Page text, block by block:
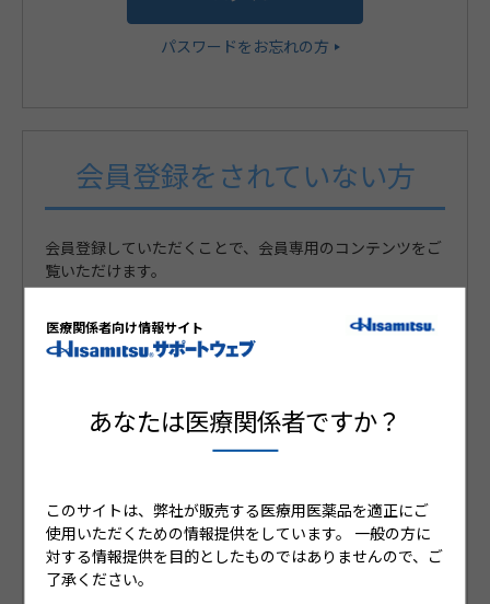
パスワードをお忘れの方
会員登録をされていない方
会員登録していただくことで、会員専用のコンテンツをご
覧いただけます。
まだ会員登録がお済みでない方
会員限定コンテンツのご案内
※medパスIDをお持ちの方はこちらからログインくださ
医療関係者向け情報サイト
あなたは医療関係者ですか？
このサイトは、弊社が販売する医療用医薬品を適正にご
使用いただくための情報提供をしています。 一般の方に
対する情報提供を目的としたものではありませんので、ご
了承ください。